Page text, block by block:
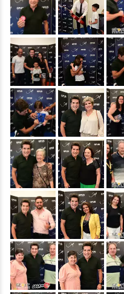
&nbsp; &nbsp;
&nbsp; &nbsp;
&nbsp; &nbsp;
&nbsp; &nbsp;
&nbsp; &nbsp;